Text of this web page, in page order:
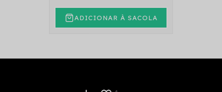
ADICIONAR À SACOLA